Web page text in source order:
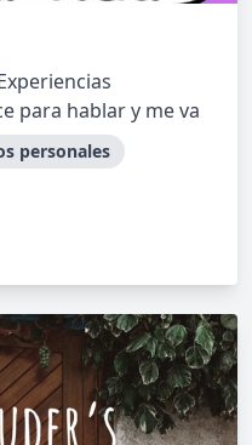
para hablar y me va
personales